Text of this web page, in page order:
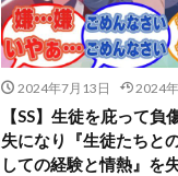
2024年7月13日 2024
【SS】生徒を庇って
失になり『生徒たちと
しての経験と情熱』を